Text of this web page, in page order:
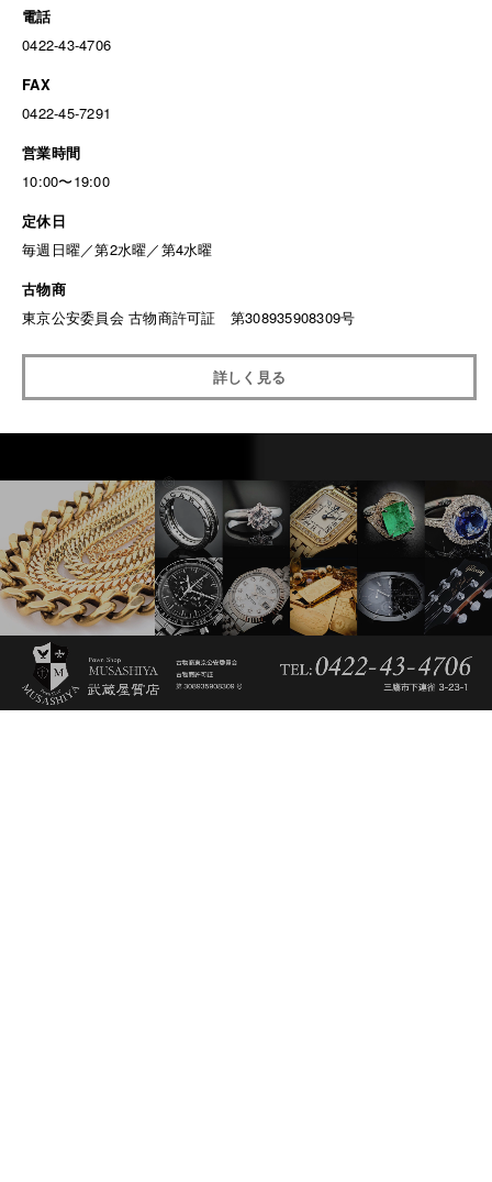
電話
0422-43-4706
FAX
0422-45-7291
営業時間
10:00〜19:00
定休日
毎週日曜／第2水曜／第4水曜
古物商
東京公安委員会 古物商許可証 第308935908309号
詳しく見る